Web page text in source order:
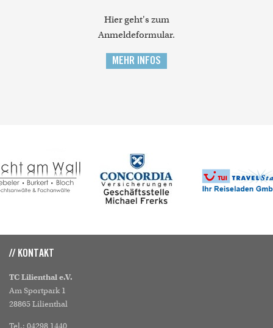
Hier geht's zum
Anmeldeformular.
MEHR INFOS
// KONTAKT
TC Lilienthal e.V.
Am Sportpark 1
28865 Lilienthal